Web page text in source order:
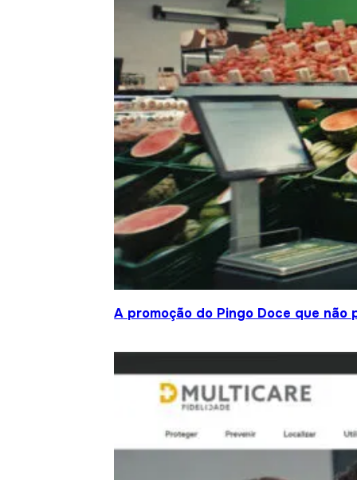
A promoção do Pingo Doce que